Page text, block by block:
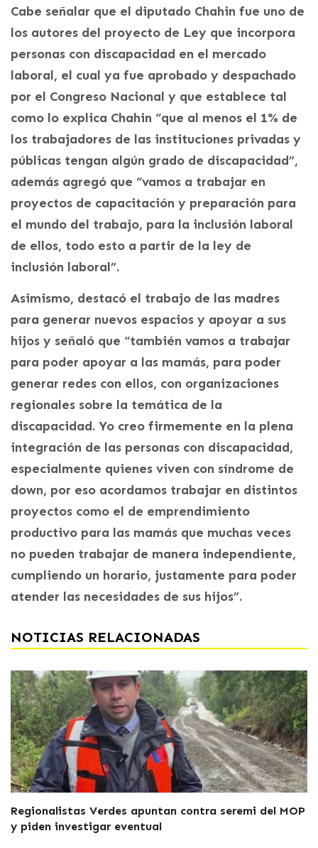
Cabe señalar que el diputado Chahin fue uno de
los autores del proyecto de Ley que incorpora
personas con discapacidad en el mercado
laboral, el cual ya fue aprobado y despachado
por el Congreso Nacional y que establece tal
como lo explica Chahin “que al menos el 1% de
los trabajadores de las instituciones privadas y
públicas tengan algún grado de discapacidad”,
además agregó que “vamos a trabajar en
proyectos de capacitación y preparación para
el mundo del trabajo, para la inclusión laboral
de ellos, todo esto a partir de la ley de
inclusión laboral”.
Asimismo, destacó el trabajo de las madres
para generar nuevos espacios y apoyar a sus
hijos y señaló que “también vamos a trabajar
para poder apoyar a las mamás, para poder
generar redes con ellos, con organizaciones
regionales sobre la temática de la
discapacidad. Yo creo firmemente en la plena
integración de las personas con discapacidad,
especialmente quienes viven con síndrome de
down, por eso acordamos trabajar en distintos
proyectos como el de emprendimiento
productivo para las mamás que muchas veces
no pueden trabajar de manera independiente,
cumpliendo un horario, justamente para poder
atender las necesidades de sus hijos”.
NOTICIAS RELACIONADAS
Regionalistas Verdes apuntan contra seremi del MOP
y piden investigar eventual